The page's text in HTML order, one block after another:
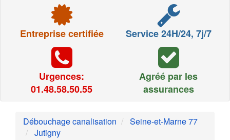
Entreprise certifiée Service 24H/24, 7j/7
Urgences:
01.48.58.50.55
Agréé par les
assurances
Débouchage canalisation
Seine-et-Marne 77
Jutigny